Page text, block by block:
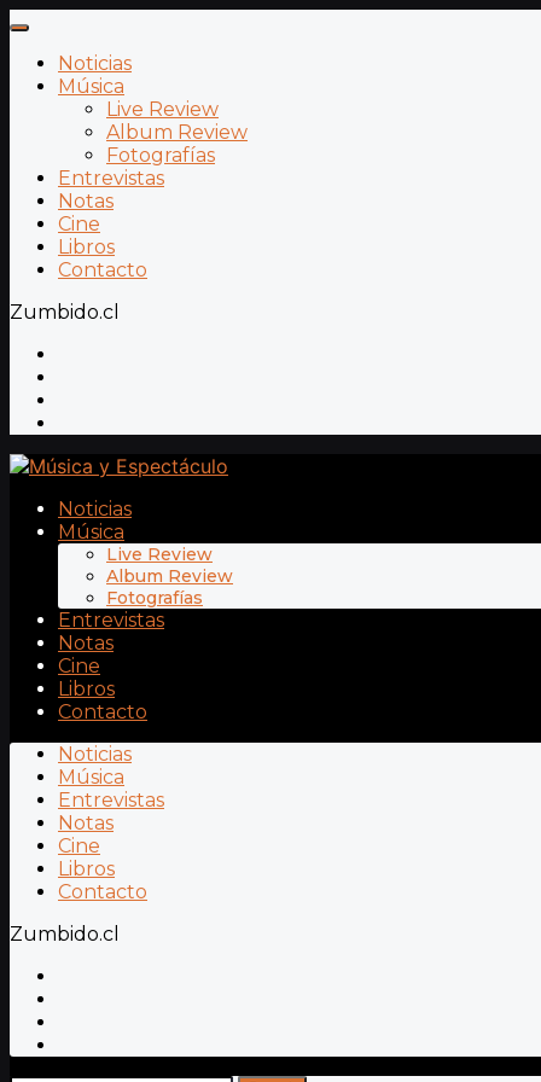
Noticias
Música
Live Review
Album Review
Fotografías
Entrevistas
Notas
Cine
Libros
Contacto
Zumbido.cl
Noticias
Música
Live Review
Album Review
Fotografías
Entrevistas
Notas
Cine
Libros
Contacto
Noticias
Música
Entrevistas
Notas
Cine
Libros
Contacto
Zumbido.cl